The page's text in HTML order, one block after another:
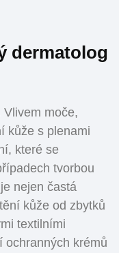
dermatolog
moče,
kůže s plenami
které se
tvorbou
nejen častá
kůže od zbytků
textilními
ochranných krémů